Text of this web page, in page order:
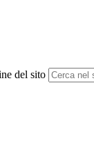
del sito